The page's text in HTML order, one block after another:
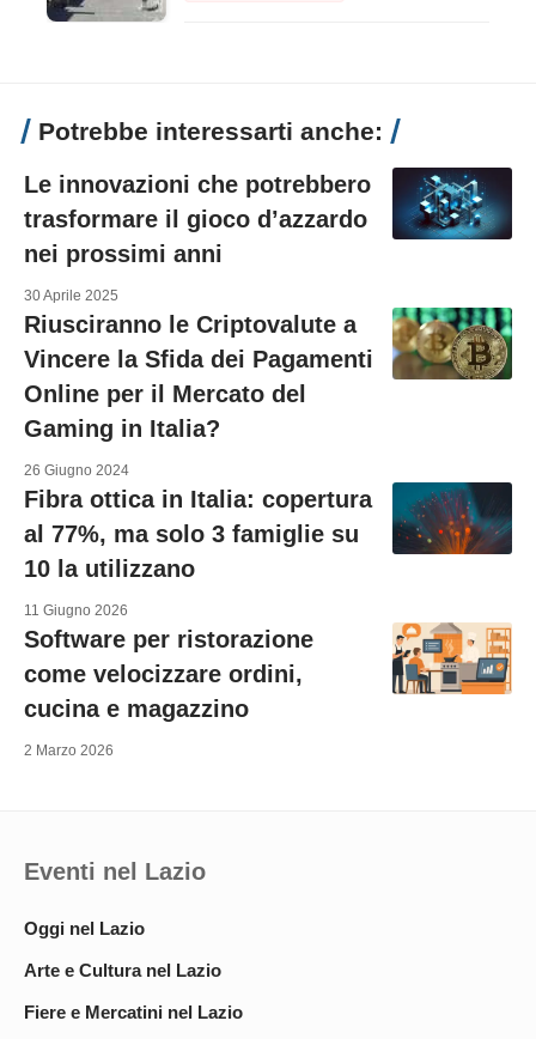
Potrebbe interessarti anche:
Le innovazioni che potrebbero
trasformare il gioco d’azzardo
nei prossimi anni
30 Aprile 2025
Riusciranno le Criptovalute a
Vincere la Sfida dei Pagamenti
Online per il Mercato del
Gaming in Italia?
26 Giugno 2024
Fibra ottica in Italia: copertura
al 77%, ma solo 3 famiglie su
10 la utilizzano
11 Giugno 2026
Software per ristorazione
come velocizzare ordini,
cucina e magazzino
2 Marzo 2026
Eventi nel Lazio
Oggi nel Lazio
Arte e Cultura nel Lazio
Fiere e Mercatini nel Lazio